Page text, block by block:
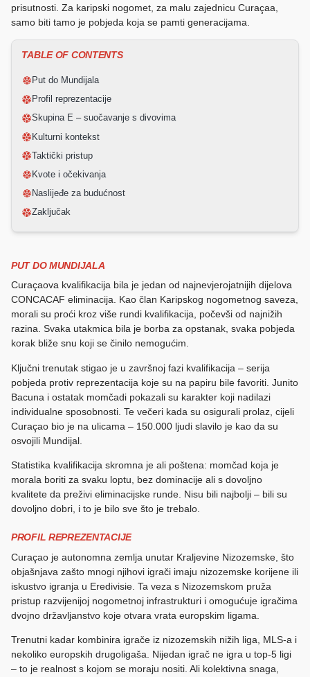
prisutnosti. Za karipski nogomet, za malu zajednicu Curaçaa,
samo biti tamo je pobjeda koja se pamti generacijama.
TABLE OF CONTENTS
Put do Mundijala
Profil reprezentacije
Skupina E – suočavanje s divovima
Kulturni kontekst
Taktički pristup
Kvote i očekivanja
Naslijeđe za budućnost
Zaključak
PUT DO MUNDIJALA
Curaçaova kvalifikacija bila je jedan od najnevjerojatnijih dijelova
CONCACAF eliminacija. Kao član Karipskog nogometnog saveza,
morali su proći kroz više rundi kvalifikacija, počevši od najnižih
razina. Svaka utakmica bila je borba za opstanak, svaka pobjeda
korak bliže snu koji se činilo nemogućim.
Ključni trenutak stigao je u završnoj fazi kvalifikacija – serija
pobjeda protiv reprezentacija koje su na papiru bile favoriti. Junito
Bacuna i ostatak momčadi pokazali su karakter koji nadilazi
individualne sposobnosti. Te večeri kada su osigurali prolaz, cijeli
Curaçao bio je na ulicama – 150.000 ljudi slavilo je kao da su
osvojili Mundijal.
Statistika kvalifikacija skromna je ali poštena: momčad koja je
morala boriti za svaku loptu, bez dominacije ali s dovoljno
kvalitete da preživi eliminacijske runde. Nisu bili najbolji – bili su
dovoljno dobri, i to je bilo sve što je trebalo.
PROFIL REPREZENTACIJE
Curaçao je autonomna zemlja unutar Kraljevine Nizozemske, što
objašnjava zašto mnogi njihovi igrači imaju nizozemske korijene ili
iskustvo igranja u Eredivisie. Ta veza s Nizozemskom pruža
pristup razvijenijoj nogometnoj infrastrukturi i omogućuje igračima
dvojno državljanstvo koje otvara vrata europskim ligama.
Trenutni kadar kombinira igrače iz nizozemskih nižih liga, MLS-a i
nekoliko europskih drugoligaša. Nijedan igrač ne igra u top-5 ligi
– to je realnost s kojom se moraju nositi. Ali kolektivna snaga,